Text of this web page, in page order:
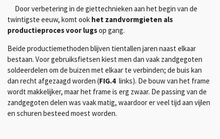
Door verbetering in de giettechnieken aan het begin van de
twintigste eeuw, komt ook het zandvormgieten als
productieproces voor lugsop gang.
Beide productiemethoden blijven tientallen jaren naast elkaar
bestaan. Voor gebruiksfietsen kiest men dan vaak zandgegoten
soldeerdelen om de buizen met elkaar te verbinden; de buis kan
dan recht afgezaagd worden (FIG.4 links). De bouw van het frame
wordt makkelijker, maar het frame is erg zwaar. De passing van de
zandgegoten delen was vaak matig, waardoor er veel tijd aan vijlen
en schuren besteed moest worden.